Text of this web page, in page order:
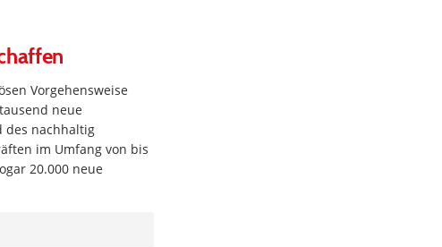
Vorgehensweise
neue
des nachhaltig
im Umfang von bis
20.000 neue